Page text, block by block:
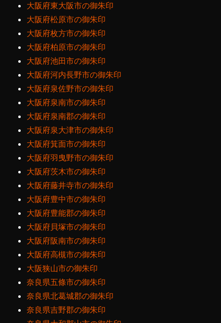
大阪府東大阪市の御朱印
大阪府松原市の御朱印
大阪府枚方市の御朱印
大阪府柏原市の御朱印
大阪府池田市の御朱印
大阪府河内長野市の御朱印
大阪府泉佐野市の御朱印
大阪府泉南市の御朱印
大阪府泉南郡の御朱印
大阪府泉大津市の御朱印
大阪府箕面市の御朱印
大阪府羽曳野市の御朱印
大阪府茨木市の御朱印
大阪府藤井寺市の御朱印
大阪府豊中市の御朱印
大阪府豊能郡の御朱印
大阪府貝塚市の御朱印
大阪府阪南市の御朱印
大阪府高槻市の御朱印
大阪狭山市の御朱印
奈良県五條市の御朱印
奈良県北葛城郡の御朱印
奈良県吉野郡の御朱印